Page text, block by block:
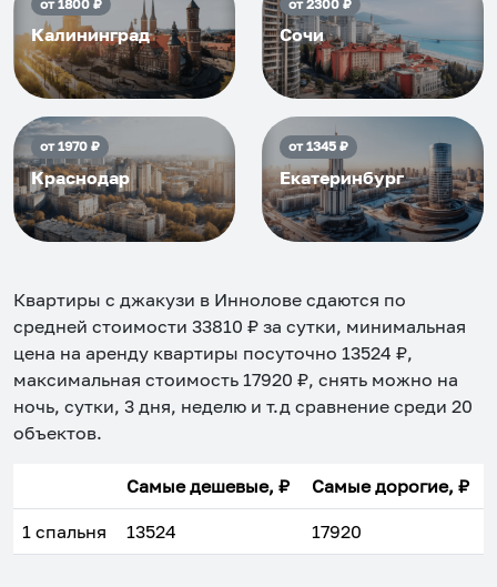
от1800₽
Калининград
от2300₽
Сочи
от1970₽
Краснодар
от1345₽
Екатеринбург
Квартиры с джакузи в Иннолове сдаются по
средней стоимости 33810 ₽ за сутки, минимальная
цена на аренду квартиры посуточно 13524 ₽,
максимальная стоимость 17920 ₽, снять можно на
ночь, сутки, 3 дня, неделю и т.д сравнение среди 20
объектов.
Самые дешевые, ₽ Самые дорогие, ₽
1 спальня 13524 17920